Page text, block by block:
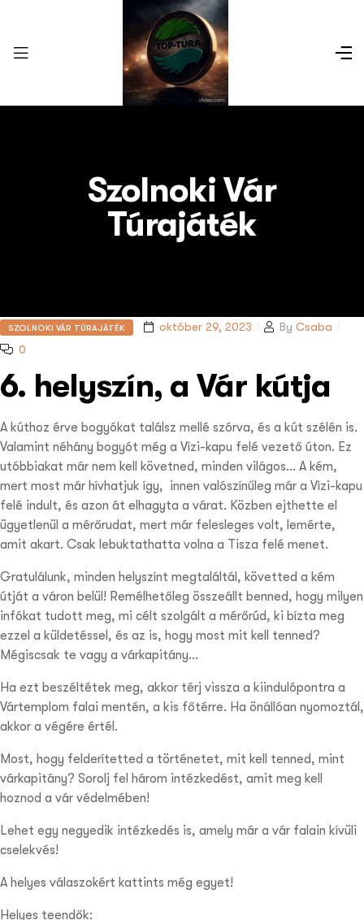
Szolnoki Vár
Túrajáték
SZOLNOKI VÁR TÚRAJÁTÉK október 29, 2023 By Csaba
0
6. helyszín, a Vár kútja
A kúthoz érve bogyókat találsz mellé szórva, és a kút szélén is.
Valamint néhány bogyót még a Vízi-kapu felé vezető úton. Ez
utóbbiakat már nem kell követned, minden világos… A kém,
mert most már hívhatjuk így, innen valószínűleg már a Vízi-kapu
felé indult, és azon át elhagyta a várat. Közben ejthette el
ügyetlenül a mérőrudat, mert már felesleges volt, lemérte,
amit akart. Csak lebuktathatta volna a Tisza felé menet.
Gratulálunk, minden helyszínt megtaláltál, követted a kém
útját a váron belül! Remélhetőleg összeállt benned, hogy milyen
infókat tudott meg, mi célt szolgált a mérőrúd, ki bízta meg
ezzel a küldetéssel, és az is, hogy most mit kell tenned?
Mégiscsak te vagy a várkapitány…
Ha ezt beszéltétek meg, akkor térj vissza a kiindulópontra a
Vártemplom falai mentén, a kis főtérre. Ha önállóan nyomoztál,
akkor a végére értél.
Most, hogy felderítetted a történetet, mit kell tenned, mint
várkapitány? Sorolj fel három intézkedést, amit meg kell
hoznod a vár védelmében!
Lehet egy negyedik intézkedés is, amely már a vár falain kívüli
cselekvés!
A helyes válaszokért kattints még egyet!
Helyes teendők: